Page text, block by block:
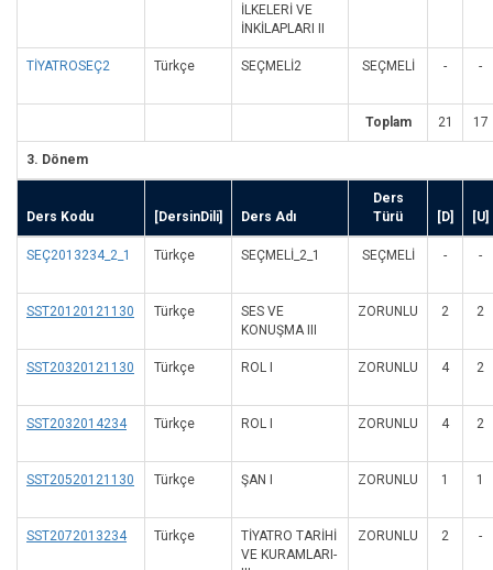
İLKELERİ VE
İNKİLAPLARI II
TİYATROSEÇ2 Türkçe SEÇMELİ2 SEÇMELI - -
Toplam 21 17
3. Dönem
Ders Kodu [DersinDili] Ders Adı
Ders
Türü
[D] [U]
SEÇ2013234_2_1 Türkçe SEÇMELİ_2_1 SEÇMELI - -
SST20120121130 Türkçe
SES VE
KONUŞMA III
ZORUNLU 2 2
SST20320121130 Türkçe ROL I ZORUNLU 4 2
SST2032014234 Türkçe ROL I ZORUNLU 4 2
SST20520121130 Türkçe ŞAN I ZORUNLU 1 1
SST2072013234 Türkçe
TİYATRO TARİHİ
VE KURAMLARI-
ZORUNLU 2 -